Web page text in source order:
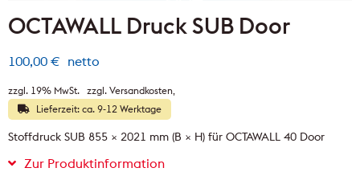
OCTAWALL Druck SUB Door
100,00 € netto
zzgl. 19% MwSt. zzgl. Versandkosten
Lieferzeit: ca. 9-12 Werktage
Stoffdruck SUB 855 × 2021 mm (B × H) für OCTAWALL 40 Door
Zur Produktinformation